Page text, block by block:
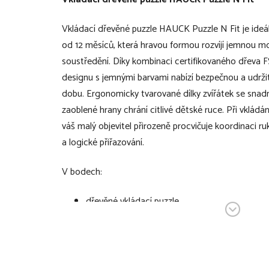
Vkládací dřevěné puzzle HAUCK Puzzle N Fit je
od 12 měsíců, která hravou formou rozvíjí jemnou
soustředění. Díky kombinaci certifikovaného dřeva
designu s jemnými barvami nabízí bezpečnou a
dobu. Ergonomicky tvarované dílky zvířátek se
zaoblené hrany chrání citlivé dětské ruce. Při
váš malý objevitel přirozeně procvičuje koordinaci
a logické přiřazování.
V bodech:
dřevěné vkládací puzzle